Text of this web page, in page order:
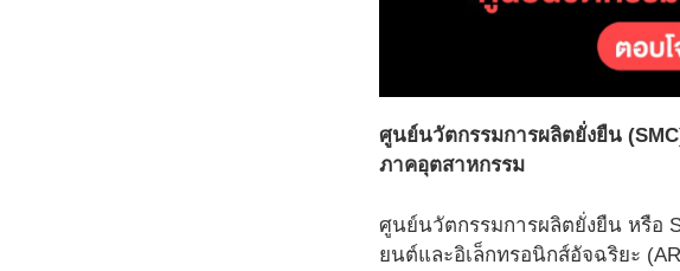
ศูนย์นวัตกรรมการผลิตยั่งยืน
ภาคอุตสาหกรรม
ศูนย์นวัตกรรมการผลิตยั่งยืน หรือ
ยนต์และอิเล็กทรอนิกส์อัจฉริยะ